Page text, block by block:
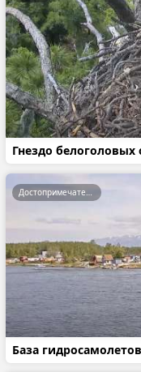
Гнездо
База
Достопримечательности